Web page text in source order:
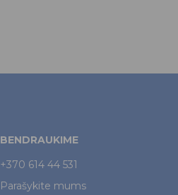
BENDRAUKIME
+370 614 44 531
Parašykite mums